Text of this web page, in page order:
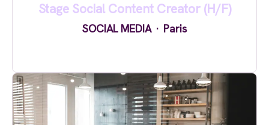
Stage Social Content Creator (H/F)
SOCIAL MEDIA · Paris